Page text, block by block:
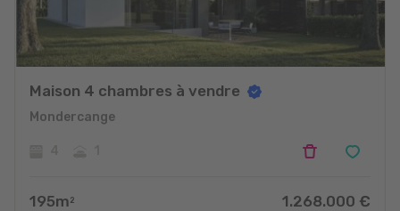
Maison 4 chambres à vendre
Mondercange
195m 2 1.268.000 €